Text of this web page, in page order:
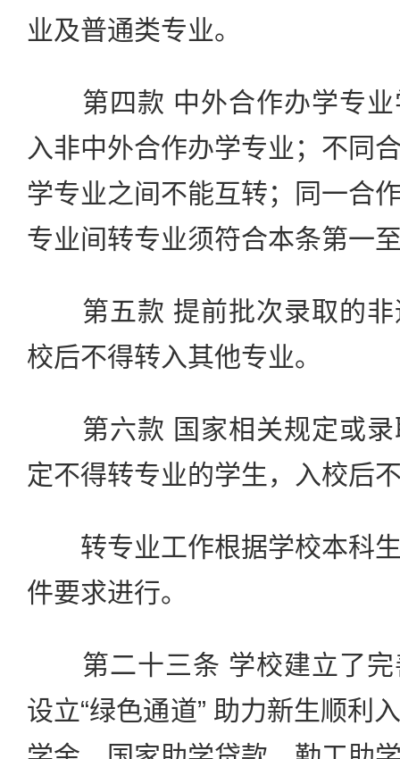
业及普通类专业。
第四款 中外合作办学专业
入非中外合作办学专业；不同
学专业之间不能互转；同一合
专业间转专业须符合本条第一
第五款 提前批次录取的非
校后不得转入其他专业。
第六款 国家相关规定或录
定不得转专业的学生，入校后
转专业工作根据学校本科生
件要求进行。
第二十三条 学校建立了完
设立“绿色通道” 助力新生顺利